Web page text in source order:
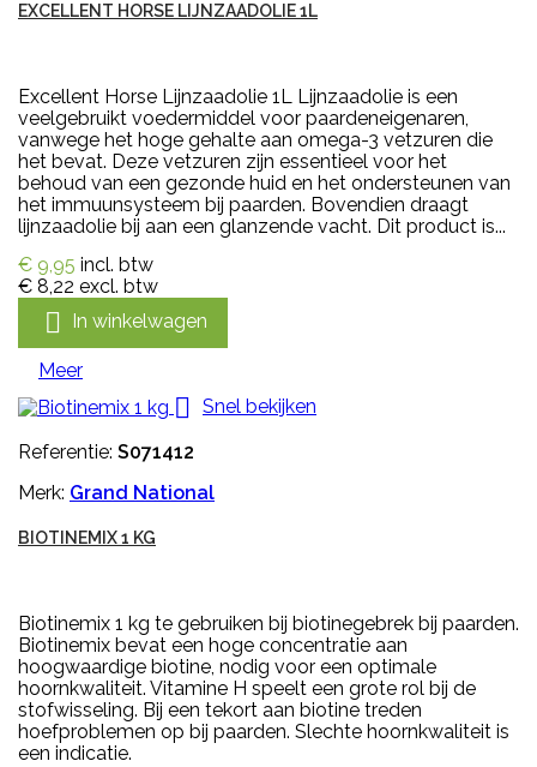
EXCELLENT HORSE LIJNZAADOLIE 1L
Excellent Horse Lijnzaadolie 1L Lijnzaadolie is een
veelgebruikt voedermiddel voor paardeneigenaren,
vanwege het hoge gehalte aan omega-3 vetzuren die
het bevat. Deze vetzuren zijn essentieel voor het
behoud van een gezonde huid en het ondersteunen van
het immuunsysteem bij paarden. Bovendien draagt
lijnzaadolie bij aan een glanzende vacht. Dit product is...
€ 9,95 incl. btw
€ 8,22 excl. btw
 In winkelwagen
Meer

Snel bekijken
Referentie: S071412
Merk: Grand National
BIOTINEMIX 1 KG
Biotinemix 1 kg te gebruiken bij biotinegebrek bij paarden.
Biotinemix bevat een hoge concentratie aan
hoogwaardige biotine, nodig voor een optimale
hoornkwaliteit. Vitamine H speelt een grote rol bij de
stofwisseling. Bij een tekort aan biotine treden
hoefproblemen op bij paarden. Slechte hoornkwaliteit is
een indicatie.